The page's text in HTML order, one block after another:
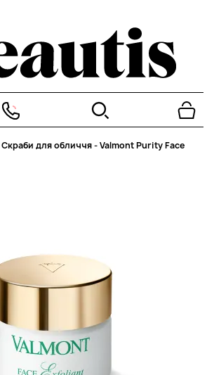
Скраби для обличчя-Valmont Purity Face